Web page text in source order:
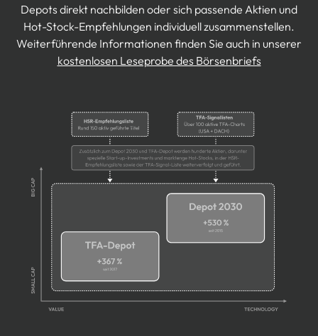
Depots direkt nachbilden oder sich passende Aktien und
Hot-Stock-Empfehlungen individuell zusammenstellen.
Weiterführende Informationen finden Sie auch in unserer
kostenlosen Leseprobe des Börsenbriefs